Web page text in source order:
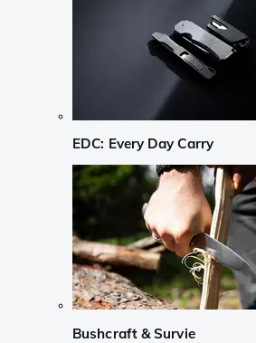
EDC: Every Day Carry
Bushcraft & Survie